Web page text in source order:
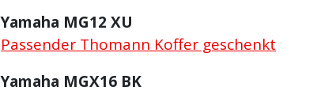
Yamaha MG12 XU
Passender Thomann Koffer geschenkt
Yamaha MGX16 BK